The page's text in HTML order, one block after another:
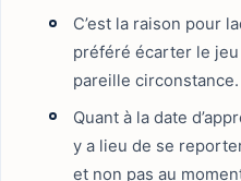
C’est la raison pour
préféré écarter le
pareille circonstance.
Quant à la date
y a lieu de se
et non pas au